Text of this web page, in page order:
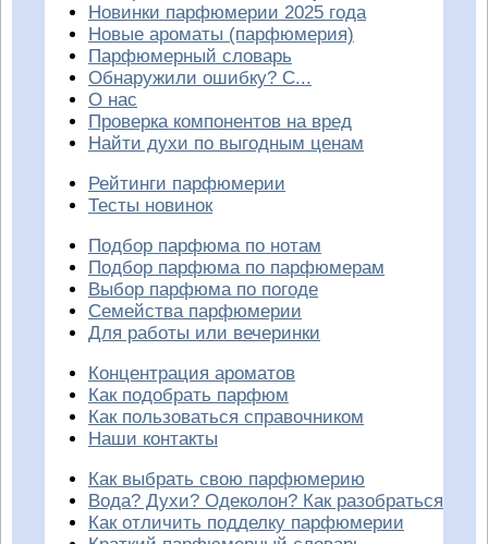
Новинки парфюмерии 2025 года
Новые ароматы (парфюмерия)
Парфюмерный словарь
Обнаружили ошибку? С...
О нас
Проверка компонентов на вред
Найти духи по выгодным ценам
Рейтинги парфюмерии
Тесты новинок
Подбор парфюма по нотам
Подбор парфюма по парфюмерам
Выбор парфюма по погоде
Семейства парфюмерии
Для работы или вечеринки
Концентрация ароматов
Как подобрать парфюм
Как пользоваться справочником
Наши контакты
Как выбрать свою парфюмерию
Вода? Духи? Одеколон? Как разобраться
Как отличить подделку парфюмерии